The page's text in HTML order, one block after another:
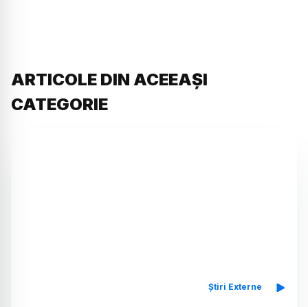
ARTICOLE DIN ACEEAȘI
CATEGORIE
Știri Externe